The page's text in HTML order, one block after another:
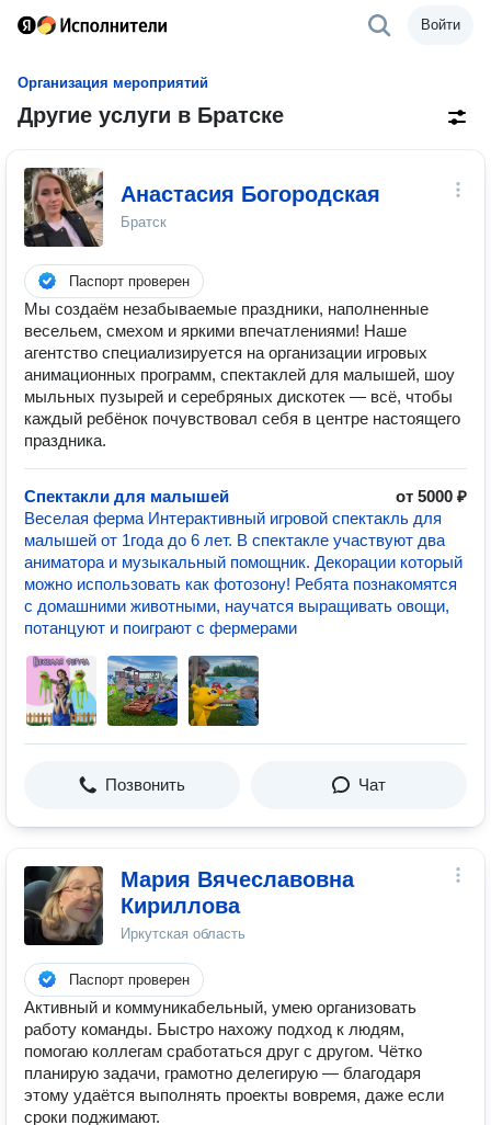
Войти
Организация мероприятий
Другие услуги в Братске
Анастасия Богородская
Братск
Паспорт проверен
Мы создаём незабываемые праздники, наполненные
весельем, смехом и яркими впечатлениями! Наше
агентство специализируется на организации игровых
анимационных программ, спектаклей для малышей, шоу
мыльных пузырей и серебряных дискотек — всё, чтобы
каждый ребёнок почувствовал себя в центре настоящего
праздника.
Спектакли для малышей
от 5000 ₽
Веселая ферма Интерактивный игровой спектакль для
малышей от 1года до 6 лет. В спектакле участвуют два
аниматора и музыкальный помощник. Декорации который
можно использовать как фотозону! Ребята познакомятся
с домашними животными, научатся выращивать овощи,
потанцуют и поиграют с фермерами
Позвонить Чат
Мария Вячеславовна
Кириллова
Иркутская область
Паспорт проверен
Активный и коммуникабельный, умею организовать
работу команды. Быстро нахожу подход к людям,
помогаю коллегам сработаться друг с другом. Чётко
планирую задачи, грамотно делегирую — благодаря
этому удаётся выполнять проекты вовремя, даже если
сроки поджимают.